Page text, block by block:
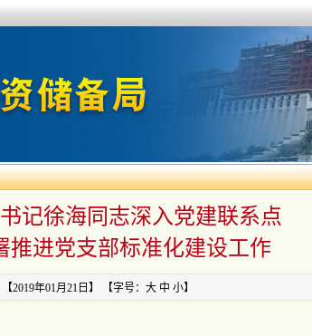
记徐海同志深入党建联系点
推进党支部标准化建设工作
【2019年01月21日】 【字号： 大 中 小】